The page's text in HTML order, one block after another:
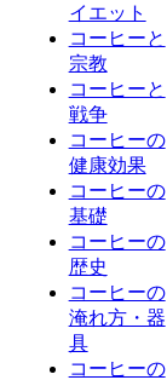
イエット
コーヒーと
宗教
コーヒーと
戦争
コーヒーの
健康効果
コーヒーの
基礎
コーヒーの
歴史
コーヒーの
淹れ方・器
具
コーヒーの